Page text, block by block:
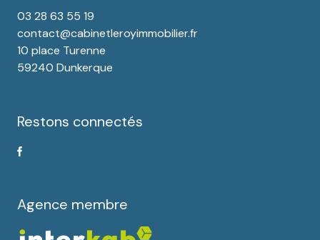
03 28 63 55 19
contact@cabinetleroyimmobilier.fr
10 place Turenne
59240 Dunkerque
Restons connectés
Agence membre